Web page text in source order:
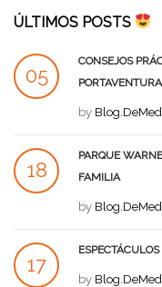
ÚLTIMOS POSTS
05
CONSEJOS
PORTAVENTURA
by
18
PARQUE
FAMILIA
by
17
by